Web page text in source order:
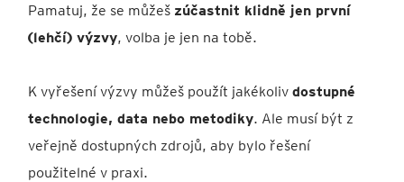
Pamatuj, že se můžeš zúčastnit klidně jen první
(lehčí) výzvy, volba je jen na tobě.
K vyřešení výzvy můžeš použít jakékoliv dostupné
technologie, data nebo metodiky. Ale musí být z
veřejně dostupných zdrojů, aby bylo řešení
použitelné v praxi.